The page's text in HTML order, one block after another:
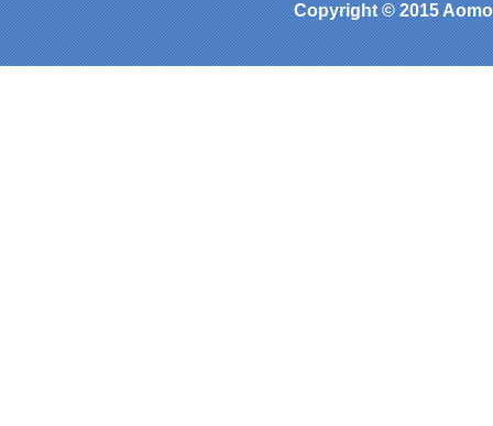
Copyright © 2015